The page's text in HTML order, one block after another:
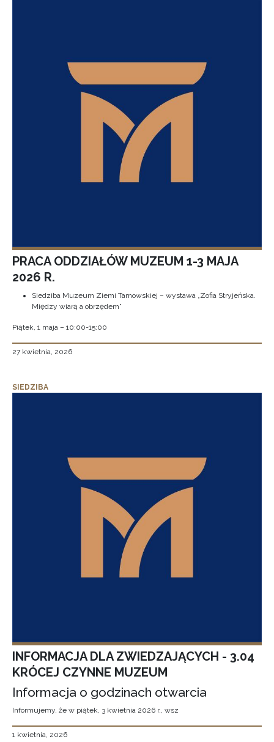
PRACA ODDZIAŁÓW MUZEUM 1-3 MAJA
2026 R.
Siedziba Muzeum Ziemi Tarnowskiej – wystawa „Zofia Stryjeńska.
Między wiarą a obrzędem”
Piątek, 1 maja – 10:00-15:00
27 kwietnia, 2026
SIEDZIBA
INFORMACJA DLA ZWIEDZAJĄCYCH - 3.04
KRÓCEJ CZYNNE MUZEUM
Informacja o godzinach otwarcia
Informujemy, że w piątek, 3 kwietnia 2026 r., wsz
1 kwietnia, 2026